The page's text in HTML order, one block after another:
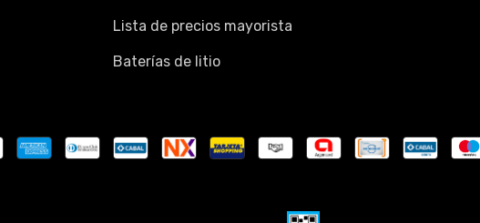
Lista de precios mayorista
Baterías de litio